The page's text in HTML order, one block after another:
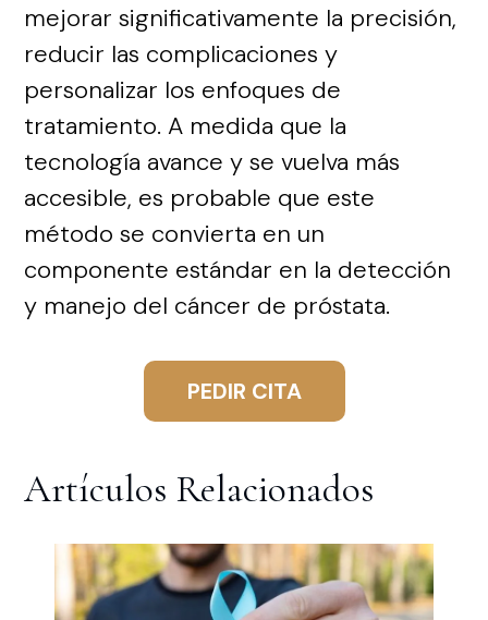
mejorar significativamente la precisión,
reducir las complicaciones y
personalizar los enfoques de
tratamiento. A medida que la
tecnología avance y se vuelva más
accesible, es probable que este
método se convierta en un
componente estándar en la detección
y manejo del cáncer de próstata.
PEDIR CITA
Artículos Relacionados